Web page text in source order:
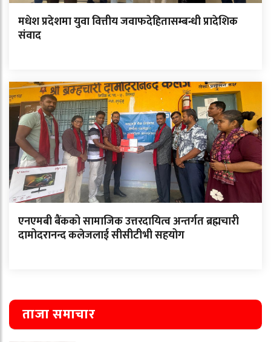
मधेश प्रदेशमा युवा वित्तीय जवाफदेहितासम्बन्धी प्रादेशिक
संवाद
एनएमबी बैंकको सामाजिक उत्तरदायित्व अन्तर्गत ब्रह्मचारी
दामोदरानन्द कलेजलाई सीसीटीभी सहयोग
ताजा समाचार